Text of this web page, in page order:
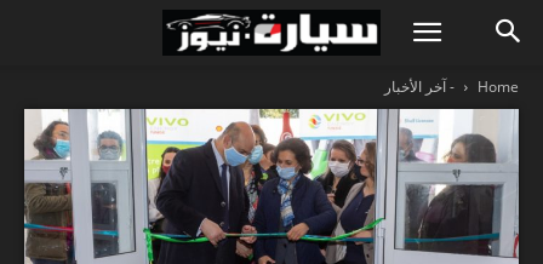
Home - آخر الأخبار